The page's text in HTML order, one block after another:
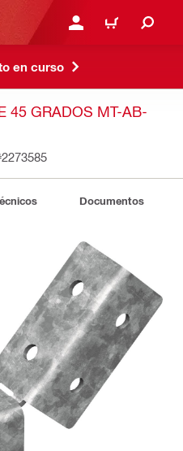
INICIE SESIÓN O
CARRITO
en curso
45 GRADOS MT-AB-
Documentos